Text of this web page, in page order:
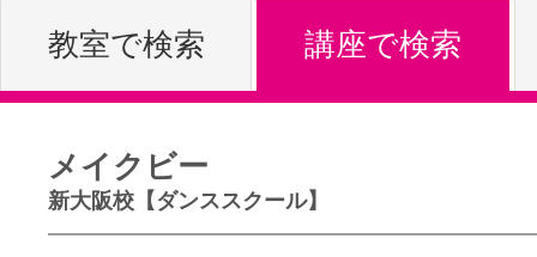
やりたいこ
教室で検索 講座で検索
メイクビー
新大阪校【ダンススクール】